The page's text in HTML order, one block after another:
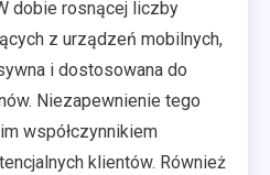
dobie rosnącej liczby
z urządzeń mobilnych,
i dostosowana do
Niezapewnienie tego
współczynnikiem
klientów. Również